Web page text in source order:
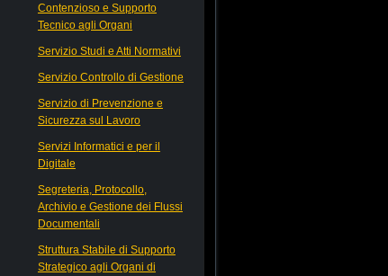
Contenzioso e Supporto
Tecnico agli Organi
Servizio Studi e Atti Normativi
Servizio Controllo di Gestione
Servizio di Prevenzione e
Sicurezza sul Lavoro
Servizi Informatici e per il
Digitale
Segreteria, Protocollo,
Archivio e Gestione dei Flussi
Documentali
Struttura Stabile di Supporto
Strategico agli Organi di